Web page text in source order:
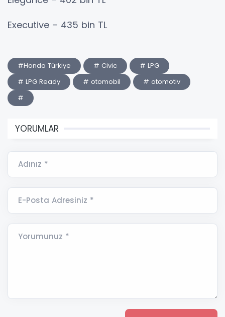
Executive – 435 bin TL
#Honda Türkiye # Civic
# LPG
# LPG Ready
# otomobil
# otomotiv
#
YORUMLAR
Adınız *
E-Posta Adresiniz *
Yorumunuz *